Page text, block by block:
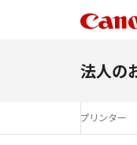
法人の
ラベルプリンター